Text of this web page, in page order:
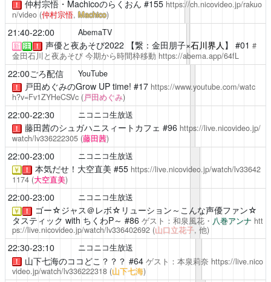
！ 仲村宗悟・Machicoのらくおん #155 https://ch.nicovideo.jp/rakuo
n/video (仲村宗悟, Machico)
21:40-22:00 AbemaTV
新 注 ！ 声優と夜あそび2022【繋：金田朋子×石川界人 】 #01 #
金田石川と夜あそび 今期から時間枠移動 https://abema.app/64fL
22:00ごろ配信 YouTube
！ 戸田めぐみのGrow UP time! #17 https://www.youtube.com/watc
h?v=Fv1ZYHeCSVc (戸田めぐみ)
22:00-22:30 ニコニコ生放送
！ 藤田茜のシュガハニスィートカフェ #96 https://live.nicovideo.jp/
watch/lv336222305 (藤田茜)
22:00-23:00 ニコニコ生放送
￥ ！ 本気だせ！大空直美 #55 https://live.nicovideo.jp/watch/lv33642
1174 (大空直美)
22:00-23:00 ニコニコ生放送
￥ ！
ゴー☆ジャス＠レボ☆リューション～こんな声優ファン☆
タスティック with ちくわP～ #86 ゲスト：和泉風花・ 八巻アンナ htt
ps://live.nicovideo.jp/watch/lv336402692 (山口立花子, 他)
22:30-23:10 ニコニコ生放送
！ 山下七海のココどこ？？？ #64 ゲスト：本泉莉奈 https://live.nico
video.jp/watch/lv336222318 (山下七海)